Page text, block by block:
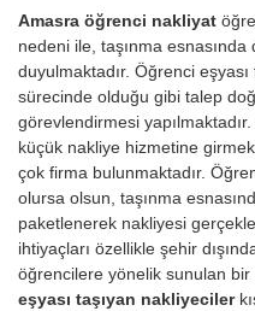
Amasra öğrenci nakliyat
nedeni ile, taşınma
duyulmaktadır. Öğrenci
sürecinde olduğu gibi talep
görevlendirmesi yapılmaktadır.
küçük nakliye hizmetine
çok firma bulunmaktadır.
olursa olsun, taşınma
paketlenerek nakliyesi
ihtiyaçları özellikle şehir
öğrencilere yönelik sunulan bir
eşyası taşıyan nakliyeciler